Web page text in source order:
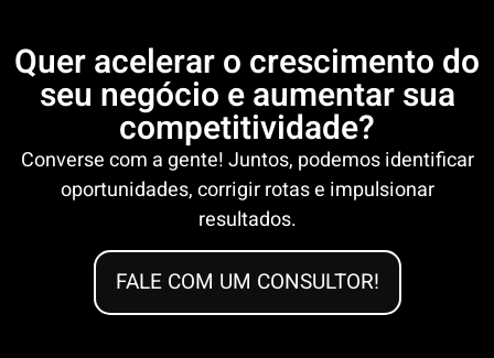
Quer acelerar o crescimento do
seu negócio e aumentar sua
competitividade?
Converse com a gente! Juntos, podemos identificar
oportunidades, corrigir rotas e impulsionar
resultados.
FALE COM UM CONSULTOR!